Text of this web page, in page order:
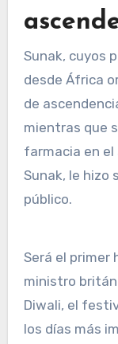
Sunak, cuyos
desde África
de
mientras que
farmacia en el
Sunak, le hizo
público.
Será el primer
ministro
Diwali, el
los días más